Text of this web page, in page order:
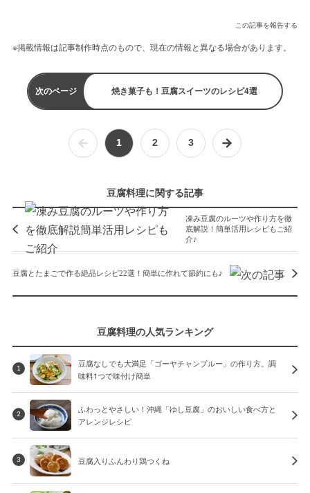
この記事を報告する
※掲載情報は記事制作時点のもので、現在の情報と異なる場合があります。
次のページ 焼き菓子も！豆腐スイーツのレシピ4選
1 2 3
豆腐料理に関する記事
凍み豆腐のルーツや作り方を徹
底解説！簡単活用レシピもご紹
介♪
豆腐とたまごで作る絶品レシピ22選！簡単に作れて節約にも♪
豆腐料理の人気ランキング
1
豆腐なしでも大満足「ゴーヤチャンプルー」の作り方。調
味料1つで味付け簡単
2
ふわっとやさしい！沖縄「ゆし豆腐」のおいしい食べ方と
アレンジレシピ
3 豆腐入りふんわり鶏つくね